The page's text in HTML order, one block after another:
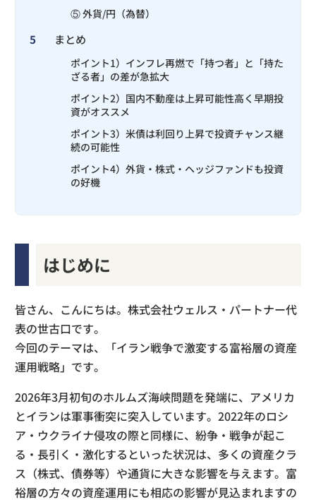
⑤ 外貨/円（為替）
5 まとめ
ポイント1）インフレ再燃で「持つ者」と「持た
ざる者」の差が急拡大
ポイント2）国内不動産は上昇可能性高く早期投
資がオススメ
ポイント3）米債は利回り上昇で投資チャンス継
続の可能性
ポイント4）外貨・株式・ヘッジファンドも投資
の好機
はじめに
皆さん、こんにちは。株式会社ウェルス・パートナー代
表の世古口です。
今回のテーマは、「イラン戦争で激変する富裕層の資産
運用戦略」です。
2026年3月初旬のホルムズ海峡問題を発端に、アメリカ
とイランは軍事衝突に突入しています。2022年のロシ
ア・ウクライナ侵攻の際と同様に、紛争・戦争が起こ
る・長引く・激化するといった状況は、多くの資産クラ
ス（株式、債券等）や通貨に大きな影響を与えます。富
裕層の方々の資産運用にも相応の影響が見込まれますの